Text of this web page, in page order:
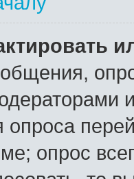
опроса
опрос